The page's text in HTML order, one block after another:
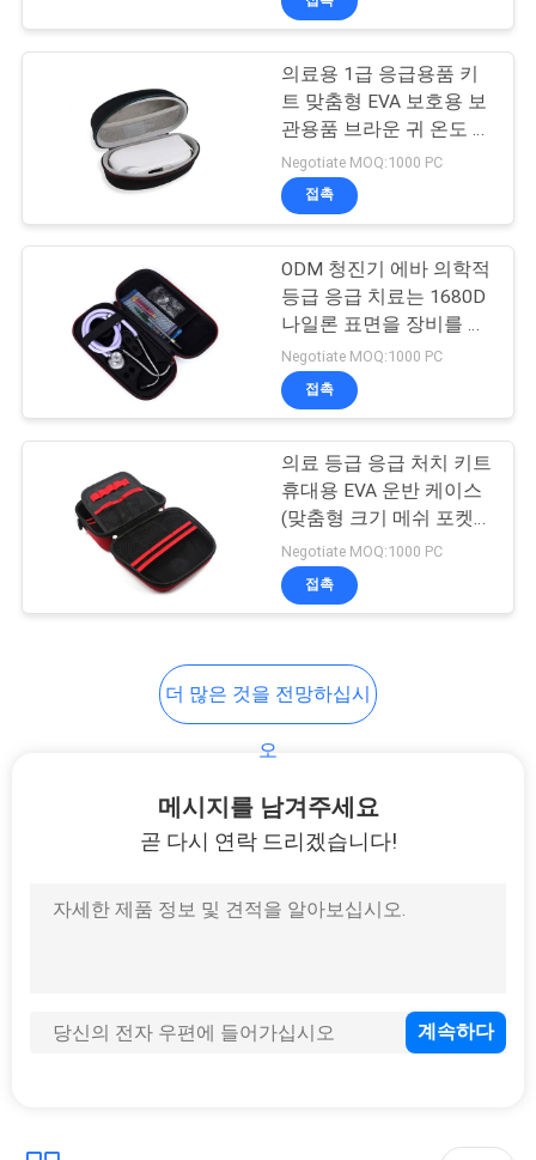
부직포 쇼핑 가방
방수 배낭 가방
에바 전자적 경우
습니다
의료용 1급 응급용품 키
트 맞춤형 EVA 보호용 보
관용품 브라운 귀 온도 측
정기 및 기타 의료기기용
품
Negotiate MOQ:1000 PC
접촉
ODM 청진기 에바 의학적
등급 응급 치료는 1680D
나일론 표면을 장비를 답
니다
Negotiate MOQ:1000 PC
접촉
의료 등급 응급 처치 키트
휴대용 EVA 운반 케이스
(맞춤형 크기 메쉬 포켓
및 정리용 탄성 스트랩 포
함)
Negotiate MOQ:1000 PC
접촉
더 많은 것을 전망하십시
오
메시지를 남겨주세요
곧 다시 연락 드리겠습니다!